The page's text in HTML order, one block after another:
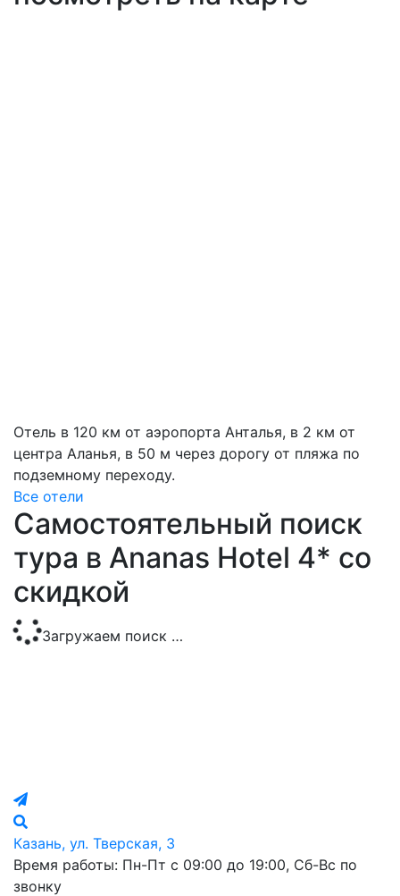
Отель в 120 км от аэропорта Анталья, в 2 км от
центра Аланья, в 50 м через дорогу от пляжа по
подземному переходу.
Все отели
Самостоятельный поиск
тура в Ananas Hotel 4* со
скидкой
Загружаем поиск …
Казань, ул. Тверская, 3
Время работы: Пн-Пт с 09:00 до 19:00, Сб-Вс по
звонку